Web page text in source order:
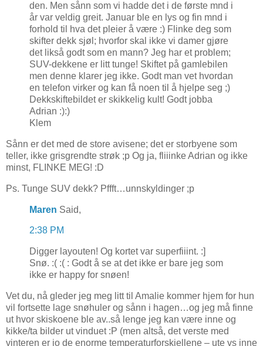
den. Men sånn som vi hadde det i de første mnd i
år var veldig greit. Januar ble en lys og fin mnd i
forhold til hva det pleier å være :) Flinke deg som
skifter dekk sjøl; hvorfor skal ikke vi damer gjøre
det likså godt som en mann? Jeg har et problem;
SUV-dekkene er litt tunge! Skiftet på gamlebilen
men denne klarer jeg ikke. Godt man vet hvordan
en telefon virker og kan få noen til å hjelpe seg ;)
Dekkskiftebildet er skikkelig kult! Godt jobba
Adrian :):)
Klem
Sånn er det med de store avisene; det er storbyene som
teller, ikke grisgrendte strøk ;p Og ja, fliiinke Adrian og ikke
minst, FLINKE MEG! :D
Ps. Tunge SUV dekk? Pffft…unnskyldinger ;p
Maren Said,
2:38 PM
Digger layouten! Og kortet var superfiiint. :]
Snø. :( :( : Godt å se at det ikke er bare jeg som
ikke er happy for snøen!
Vet du, nå gleder jeg meg litt til Amalie kommer hjem for hun
vil fortsette lage snøhuler og sånn i hagen…og jeg må finne
ut hvor skiskoene ble av..så lenge jeg kan være inne og
kikke/ta bilder ut vinduet :P (men altså, det verste med
vinteren er jo de enorme temperaturforskjellene – ute vs inne